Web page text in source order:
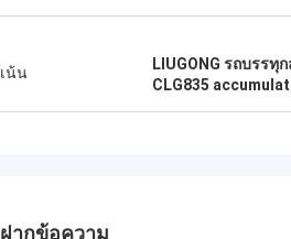
เน้น LIUGONG รถบรรทุ
CLG835
ฝากข้อความ